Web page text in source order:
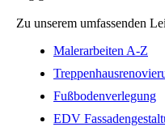
Zu unserem umfassenden
Malerarbeiten A-Z
Fußbodenverlegung
EDV